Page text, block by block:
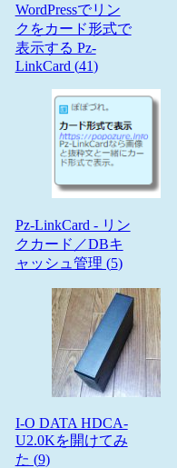
WordPressでリン
クをカード形式で
表示する Pz-
LinkCard (41)
Pz-LinkCard - リン
クカード／DBキ
ャッシュ管理 (5)
I-O DATA HDCA-
U2.0Kを開けてみ
た (9)